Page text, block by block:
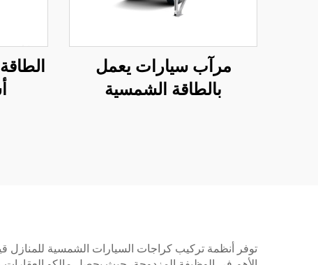
مرآب سيارات يعمل
بالطاقة الشمسية
توفر أنظمة تركيب كراجات السيارات الشمسية للمنازل